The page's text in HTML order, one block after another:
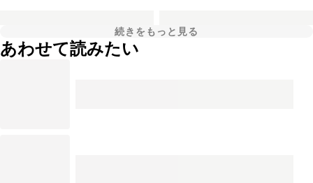
続きをもっと見る
あわせて読みたい